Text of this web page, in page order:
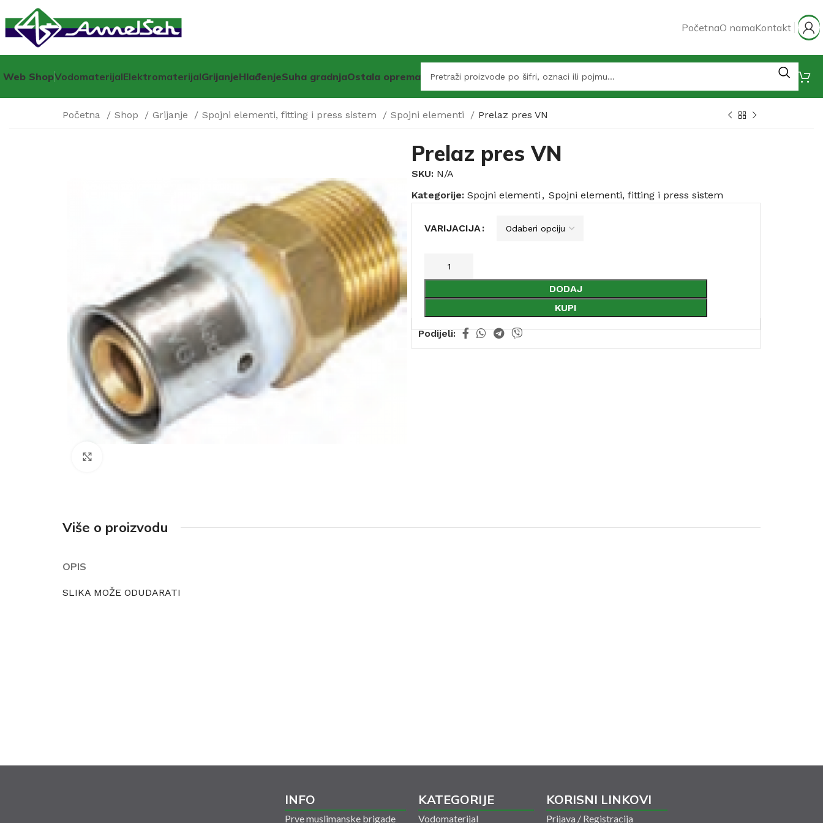
PočetnaO namaKontakt
Web ShopVodomaterijalElektromaterijalGrijanjeHlađenjeSuha gradnjaOstala oprema
Početna Shop Grijanje Spojni elementi, fitting i press sistem Spojni elementi Prelaz pres VN
Prelaz pres VN
SKU: N/A
Kategorije: Spojni elementi , Spojni elementi, fitting i press sistem
VARIJACIJA
DODAJ
KUPI
Podijeli:
Više o proizvodu
OPIS
SLIKA MOŽE ODUDARATI
INFO
Prve muslimanske brigade
KATEGORIJE
Vodomaterijal
KORISNI LINKOVI
Prijava / Registracija